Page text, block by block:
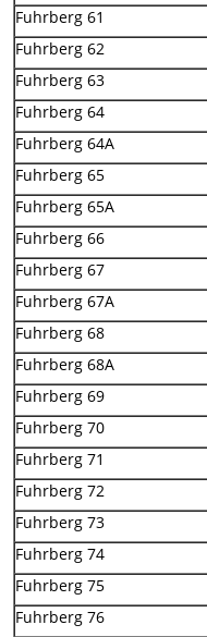
Fuhrberg 61
Fuhrberg 62
Fuhrberg 63
Fuhrberg 64
Fuhrberg 64A
Fuhrberg 65
Fuhrberg 65A
Fuhrberg 66
Fuhrberg 67
Fuhrberg 67A
Fuhrberg 68
Fuhrberg 68A
Fuhrberg 69
Fuhrberg 70
Fuhrberg 71
Fuhrberg 72
Fuhrberg 73
Fuhrberg 74
Fuhrberg 75
Fuhrberg 76